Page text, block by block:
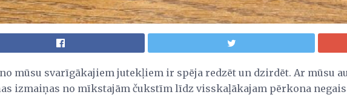
mūsu svarīgākajiem jutekļiem ir spēja redzēt un dzirdēt. Ar mūsu
izmaiņas no mīkstajām čukstīm līdz visskaļākajam pērkona